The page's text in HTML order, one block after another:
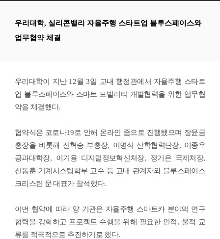
우리대학, 실리콘밸리 자율주행 스타트업 블루스페이스와
업무협약 체결
우리대학이 지난 12월3일 교내 행정관에서 자율주행 스타트
업 블루스페이스와 스마트 모빌리티 개발협력을 위한 업무협
약을 체결했다.
협약식은 코로나19로 인해 온라인 줌으로 진행됐으며 장윤금
총장을 비롯해 신혁승 부총장, 이명석 산학협력단장, 이종우
공과대학장, 이기용 디지털정보혁신처장, 정기은 국제처장,
신동훈 기계시스템학부 교수 등 교내 관계자와 블루스페이스
크리스틴 문 대표가 참석했다.
이번 협약에 따라 양 기관은 자율주행 스마트카 분야의 연구
협력을 강화하고 프로젝트 수행을 위해 필요한 인적, 물적 교
류를 적극적으로 추진하기로 했다.